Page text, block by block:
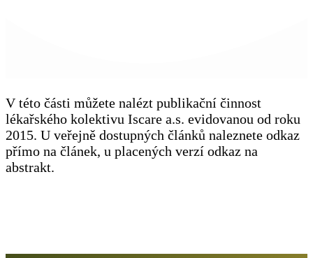
V této části můžete nalézt publikační činnost
lékařského kolektivu Iscare a.s. evidovanou od roku
2015. U veřejně dostupných článků naleznete odkaz
přímo na článek, u placených verzí odkaz na
abstrakt.